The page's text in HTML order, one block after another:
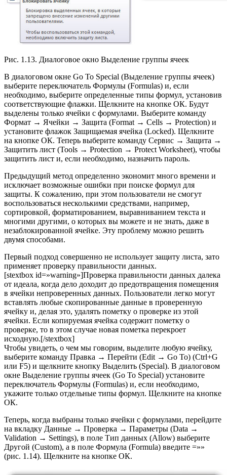
Рис. 1.13. Диалоговое окно Выделение группы ячеек
В диалоговом окне Go To Special (Выделение группы ячеек)
выберите переключатель Формулы (Formulas) и, если
необходимо, выберите определенные типы формул, установив
соответствующие флажки. Щелкните на кнопке ОК. Будут
выделены только ячейки с формулами. Выберите команду
Формат → Ячейки → Защита (Format → Cells → Protection) и
установите флажок Защищаемая ячейка (Locked). Щелкните
на кнопке ОК. Теперь выберите команду Сервис → Защита →
Защитить лист (Tools → Protection → Protect Worksheet), чтобы
защитить лист и, если необходимо, назначить пароль.
Предыдущий метод определенно экономит много времени и
исключает возможные ошибки при поиске формул для
защиты. К сожалению, при этом пользователи не смогут
воспользоваться несколькими средствами, например,
сортировкой, форматированием, выравниванием текста и
многими другими, о которых вы можете и не знать, даже в
незаблокированной ячейке. Эту проблему можно решить
двумя способами.
Первый подход совершенно не использует защиту листа, зато
применяет проверку правильности данных.
[stextbox id=»warning»]Проверка правильности данных далека
от идеала, когда дело доходит до предотвращения помещения
в ячейки непроверенных данных. Пользователи легко могут
вставлять любые скопированные данные в проверенную
ячейку и, делая это, удалять пометку о проверке из этой
ячейки. Если копируемая ячейка содержит пометку о
проверке, то в этом случае новая пометка перекроет
исходную.[/stextbox]
Чтобы увидеть, о чем мы говорим, выделите любую ячейку,
выберите команду Правка → Перейти (Edit → Go To) (Ctrl+G
или F5) и щелкните кнопку Выделить (Special). В диалоговом
окне Выделение группы ячеек (Go To Special) установите
переключатель Формулы (Formulas) и, если необходимо,
укажите только отдельные типы формул. Щелкните на кнопке
ОК.
Теперь, когда выбраны только ячейки с формулами, перейдите
на вкладку Данные → Проверка → Параметры (Data →
Validation → Settings), в поле Тип данных (Allow) выберите
Другой (Custom), а в поле Формула (Formula) введите =»»
(рис. 1.14). Щелкните на кнопке ОК.